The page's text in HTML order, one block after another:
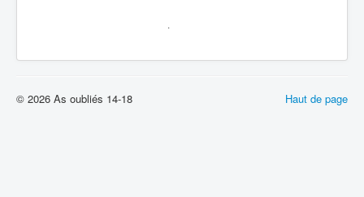
.
Haut de page
© 2026 As oubliés 14-18